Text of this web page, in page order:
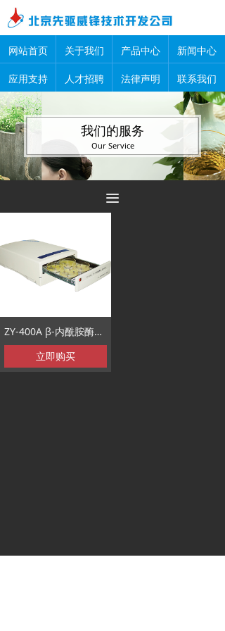
网站首页 关于我们 产品中心 新闻中心
应用支持 人才招聘 法律声明 联系我们
我们的服务
Our Service
끀
ZY-400A β-内酰胺酶测量分析仪
立即购买